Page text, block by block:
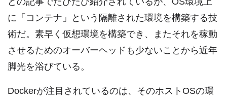
に「コンテナ」という隔離された環境を構築する技
術だ。素早く仮想環境を構築でき、またそれを稼動
させるためのオーバーヘッドも少ないことから近年
脚光を浴びている。
Dockerが注目されているのは、そのホストOSの環